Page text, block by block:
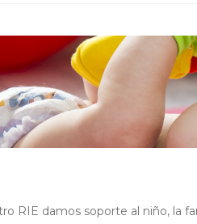
RIE damos soporte al niño, la